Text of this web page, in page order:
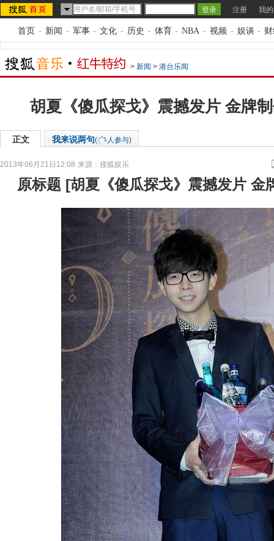
注册 我
首页 - 新闻 - 军事 - 文化 - 历史 - 体育 - NBA - 视频 - 娱谈 -
> 新闻 > 港台乐闻
胡夏《傻瓜探戈》震撼发片 金牌
正文 我来说两句( 人参与)
2013年06月21日12:08 来源： 搜狐娱乐
原标题 [胡夏《傻瓜探戈》震撼发片 金